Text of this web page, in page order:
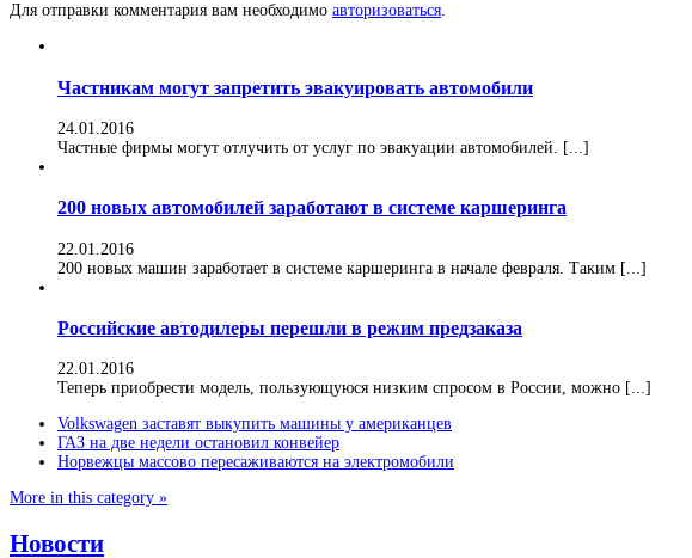
Для отправки комментария вам необходимо авторизоваться.
Частникам могут запретить эвакуировать автомобили
24.01.2016
Частные фирмы могут отлучить от услуг по эвакуации автомобилей. [...]
200 новых автомобилей заработают в системе каршеринга
22.01.2016
200 новых машин заработает в системе каршеринга в начале февраля. Таким [...]
Российские автодилеры перешли в режим предзаказа
22.01.2016
Теперь приобрести модель, пользующуюся низким спросом в России, можно [...]
Volkswagen заставят выкупить машины у американцев
ГАЗ на две недели остановил конвейер
Норвежцы массово пересаживаются на электромобили
More in this category »
Новости